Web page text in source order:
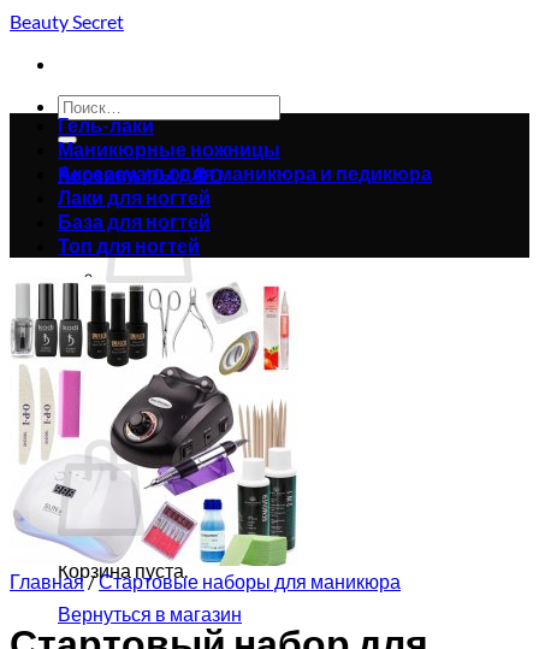
Skip
content
Beauty Secret
Искать:
Корзина /0.00₴0
Корзина пуста.
Вернуться в магазин
Корзина
Корзина пуста.
Вернуться в магазин
Гель-лаки
Маникюрные ножницы
Аксессуары для маникюра и педикюра
Лаки для ногтей
База для ногтей
Топ для ногтей
Главная/Стартовые наборы для маникюра